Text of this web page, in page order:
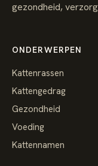
gezondheid,
ONDERWERPEN
Kattenrassen
Kattengedrag
Gezondheid
Voeding
Kattennamen